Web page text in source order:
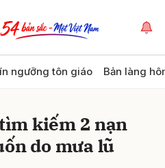
ngưỡng tôn giáo Bản làng
kiếm 2 nạn
do mưa lũ